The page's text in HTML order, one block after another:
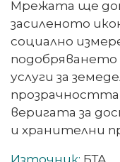
Мрежата ще
засиленото
социално
услуги за
веригата за
и хранителни
Източник: БТА